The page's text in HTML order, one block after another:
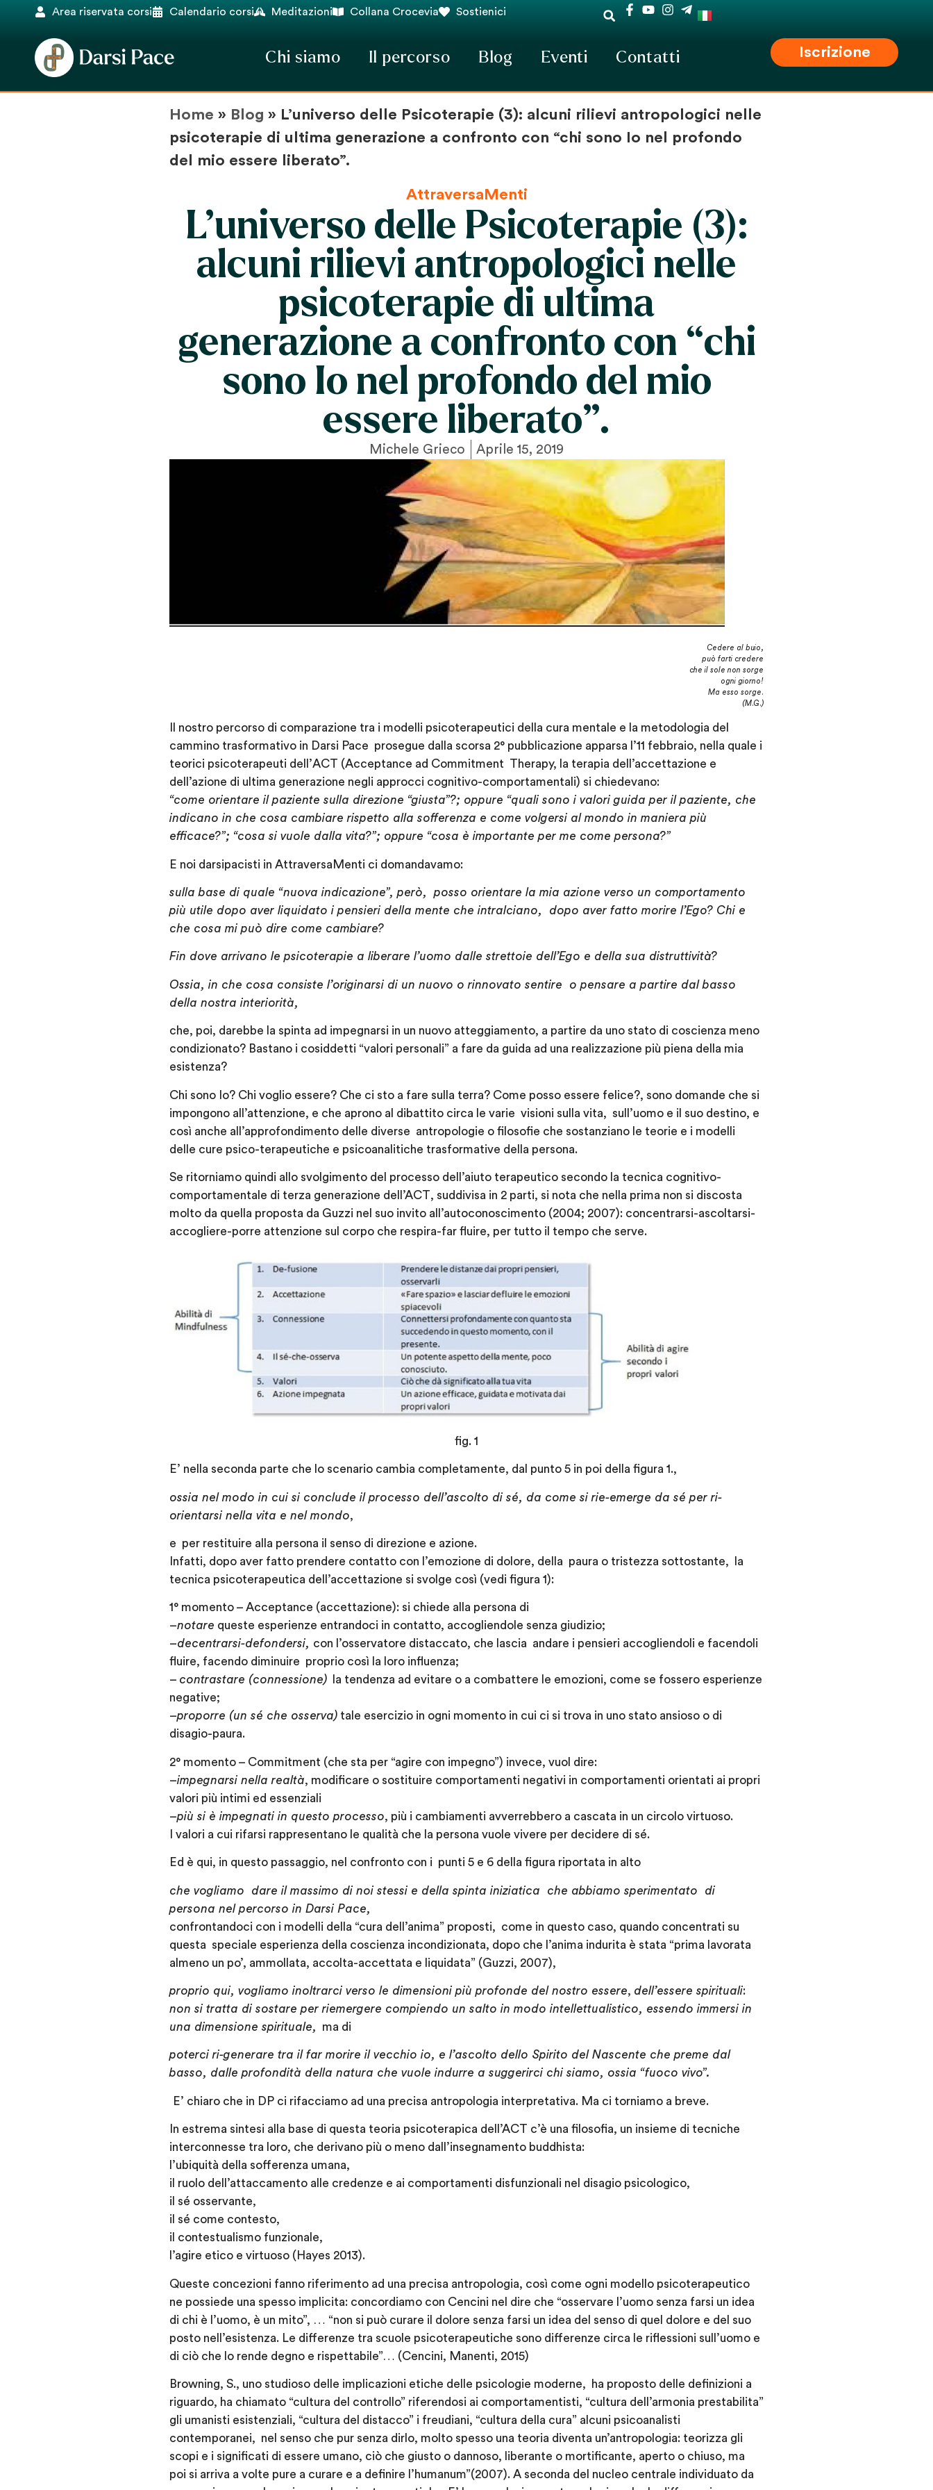
Area riservata corsi Calendario corsi Meditazioni Collana Crocevia Sostienici
Chi siamo Il percorso Blog Eventi Contatti Iscrizione
Home » Blog » L’universo delle Psicoterapie (3): alcuni rilievi antropologici nelle
psicoterapie di ultima generazione a confronto con “chi sono Io nel profondo
del mio essere liberato”.
AttraversaMenti
L’universo delle Psicoterapie (3):
alcuni rilievi antropologici nelle
psicoterapie di ultima
generazione a confronto con “chi
sono Io nel profondo del mio
essere liberato”.
Michele Grieco Aprile 15, 2019
Cedere al buio,
può farti credere
che il sole non sorge
ogni giorno!
Ma esso sorge.
(M.G.)
Il nostro percorso di comparazione tra i modelli psicoterapeutici della cura mentale e la metodologia del
cammino trasformativo in Darsi Pace prosegue dalla scorsa 2° pubblicazione apparsa l’11 febbraio, nella quale i
teorici psicoterapeuti dell’ACT (Acceptance ad Commitment Therapy, la terapia dell’accettazione e
dell’azione di ultima generazione negli approcci cognitivo-comportamentali) si chiedevano:
“come orientare il paziente sulla direzione “giusta”?; oppure “quali sono i valori guida per il paziente, che
indicano in che cosa cambiare rispetto alla sofferenza e come volgersi al mondo in maniera più
efficace?”; “cosa si vuole dalla vita?”; oppure “cosa è importante per me come persona?”
E noi darsipacisti in AttraversaMenti ci domandavamo:
sulla base di quale “nuova indicazione”, però, posso orientare la mia azione verso un comportamento
più utile dopo aver liquidato i pensieri della mente che intralciano, dopo aver fatto morire l’Ego? Chi e
che cosa mi può dire come cambiare?
Fin dove arrivano le psicoterapie a liberare l’uomo dalle strettoie dell’Ego e della sua distruttività?
Ossia, in che cosa consiste l’originarsi di un nuovo o rinnovato sentire o pensare a partire dal basso
della nostra interiorità,
che, poi, darebbe la spinta ad impegnarsi in un nuovo atteggiamento, a partire da uno stato di coscienza meno
condizionato? Bastano i cosiddetti “valori personali” a fare da guida ad una realizzazione più piena della mia
esistenza?
Chi sono Io? Chi voglio essere? Che ci sto a fare sulla terra? Come posso essere felice?, sono domande che si
impongono all’attenzione, e che aprono al dibattito circa le varie visioni sulla vita, sull’uomo e il suo destino, e
così anche all’approfondimento delle diverse antropologie o filosofie che sostanziano le teorie e i modelli
delle cure psico-terapeutiche e psicoanalitiche trasformative della persona.
Se ritorniamo quindi allo svolgimento del processo dell’aiuto terapeutico secondo la tecnica cognitivo-
comportamentale di terza generazione dell’ACT, suddivisa in 2 parti, si nota che nella prima non si discosta
molto da quella proposta da Guzzi nel suo invito all’autoconoscimento (2004; 2007): concentrarsi-ascoltarsi-
accogliere-porre attenzione sul corpo che respira-far fluire, per tutto il tempo che serve.
fig. 1
E’ nella seconda parte che lo scenario cambia completamente, dal punto 5 in poi della figura 1.,
ossia nel modo in cui si conclude il processo dell’ascolto di sé, da come si rie-emerge da sé per ri-
orientarsi nella vita e nel mondo,
e per restituire alla persona il senso di direzione e azione.
Infatti, dopo aver fatto prendere contatto con l’emozione di dolore, della paura o tristezza sottostante, la
tecnica psicoterapeutica dell’accettazione si svolge così (vedi figura 1):
1° momento – Acceptance (accettazione): si chiede alla persona di
–notare queste esperienze entrandoci in contatto, accogliendole senza giudizio;
–decentrarsi-defondersi, con l’osservatore distaccato, che lascia andare i pensieri accogliendoli e facendoli
fluire, facendo diminuire proprio così la loro influenza;
– contrastare (connessione) la tendenza ad evitare o a combattere le emozioni, come se fossero esperienze
negative;
–proporre (un sé che osserva) tale esercizio in ogni momento in cui ci si trova in uno stato ansioso o di
disagio-paura.
2° momento – Commitment (che sta per “agire con impegno”) invece, vuol dire:
–impegnarsi nella realtà, modificare o sostituire comportamenti negativi in comportamenti orientati ai propri
valori più intimi ed essenziali
–più si è impegnati in questo processo, più i cambiamenti avverrebbero a cascata in un circolo virtuoso.
I valori a cui rifarsi rappresentano le qualità che la persona vuole vivere per decidere di sé.
Ed è qui, in questo passaggio, nel confronto con i punti 5 e 6 della figura riportata in alto
che vogliamo dare il massimo di noi stessi e della spinta iniziatica che abbiamo sperimentato di
persona nel percorso in Darsi Pace,
confrontandoci con i modelli della “cura dell’anima” proposti, come in questo caso, quando concentrati su
questa speciale esperienza della coscienza incondizionata, dopo che l’anima indurita è stata “prima lavorata
almeno un po’, ammollata, accolta-accettata e liquidata” (Guzzi, 2007),
proprio qui, vogliamo inoltrarci verso le dimensioni più profonde del nostro essere, dell’essere spirituali:
non si tratta di sostare per riemergere compiendo un salto in modo intellettualistico, essendo immersi in
una dimensione spirituale, ma di
poterci ri-generare tra il far morire il vecchio io, e l’ascolto dello Spirito del Nascente che preme dal
basso, dalle profondità della natura che vuole indurre a suggerirci chi siamo, ossia “fuoco vivo”.
E’ chiaro che in DP ci rifacciamo ad una precisa antropologia interpretativa. Ma ci torniamo a breve.
In estrema sintesi alla base di questa teoria psicoterapica dell’ACT c’è una filosofia, un insieme di tecniche
interconnesse tra loro, che derivano più o meno dall’insegnamento buddhista:
l’ubiquità della sofferenza umana,
il ruolo dell’attaccamento alle credenze e ai comportamenti disfunzionali nel disagio psicologico,
il sé osservante,
il sé come contesto,
il contestualismo funzionale,
l’agire etico e virtuoso (Hayes 2013).
Queste concezioni fanno riferimento ad una precisa antropologia, così come ogni modello psicoterapeutico
ne possiede una spesso implicita: concordiamo con Cencini nel dire che “osservare l’uomo senza farsi un idea
di chi è l’uomo, è un mito”, … “non si può curare il dolore senza farsi un idea del senso di quel dolore e del suo
posto nell’esistenza. Le differenze tra scuole psicoterapeutiche sono differenze circa le riflessioni sull’uomo e
di ciò che lo rende degno e rispettabile”… (Cencini, Manenti, 2015)
Browning, S., uno studioso delle implicazioni etiche delle psicologie moderne, ha proposto delle definizioni a
riguardo, ha chiamato “cultura del controllo” riferendosi ai comportamentisti, “cultura dell’armonia prestabilita”
gli umanisti esistenziali, “cultura del distacco” i freudiani, “cultura della cura” alcuni psicoanalisti
contemporanei, nel senso che pur senza dirlo, molto spesso una teoria diventa un’antropologia: teorizza gli
scopi e i significati di essere umano, ciò che giusto o dannoso, liberante o mortificante, aperto o chiuso, ma
poi si arriva a volte pure a curare e a definire l’humanum”(2007). A seconda del nucleo centrale individuato da